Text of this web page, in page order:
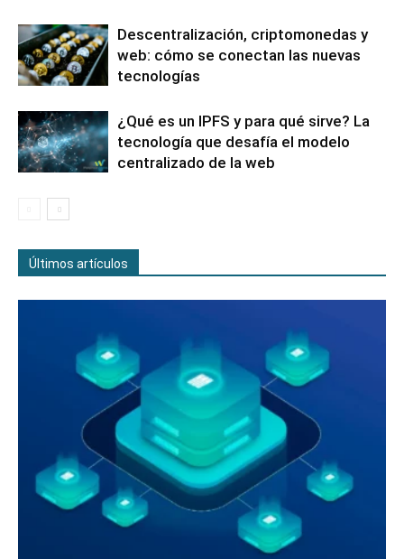
Descentralización, criptomonedas y
web: cómo se conectan las nuevas
tecnologías
¿Qué es un IPFS y para qué sirve? La
tecnología que desafía el modelo
centralizado de la web
Últimos artículos